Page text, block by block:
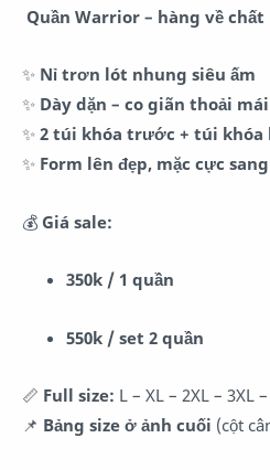
Quần Warrior – hàng về
✨ Nỉ trơn lót nhung siêu ấm
✨ Dày dặn – co giãn thoải mái
✨ 2 túi khóa trước + túi khóa
✨ Form lên đẹp, mặc cực sang
💰 Giá sale:
350k / 1 quần
550k / set 2 quần
📏 Full size: L – XL – 2XL – 3XL
📌 Bảng size ở ảnh cuối (cột